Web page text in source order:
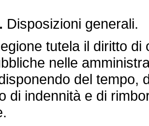
Disposizioni generali.
tutela il diritto di
nelle
del tempo,
di indennità e di